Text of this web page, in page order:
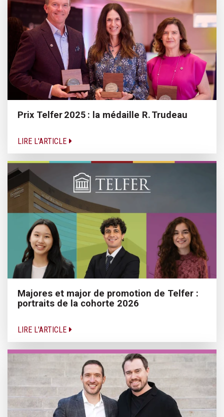
Prix Telfer 2025 : la médaille R. Trudeau
LIRE L'ARTICLE
Majores et major de promotion de Telfer :
portraits de la cohorte 2026
LIRE L'ARTICLE